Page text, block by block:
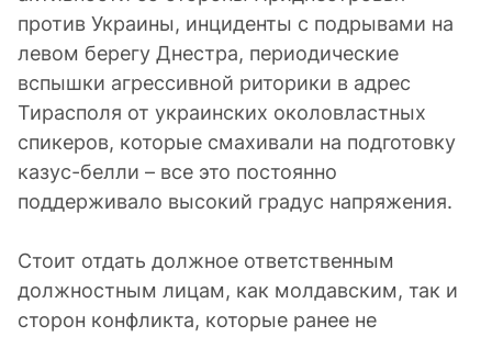
против Украины, инциденты с подрывами на
левом берегу Днестра, периодические
вспышки агрессивной риторики в адрес
Тирасполя от украинских околовластных
спикеров, которые смахивали на подготовку
казус-белли – все это постоянно
поддерживало высокий градус напряжения.
Стоит отдать должное ответственным
должностным лицам, как молдавским, так и
сторон конфликта, которые ранее не